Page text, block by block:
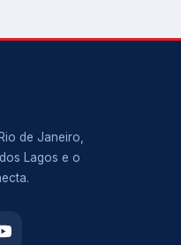
de Janeiro,
Lagos e o